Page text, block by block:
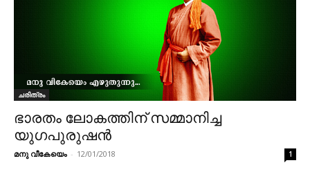
ചരിത്രം
ഭാരതം ലോകത്തിന് സമ്മാനിച്ച
യുഗപുരുഷന്‍
മനു വീകേയെം - 12/01/2018 1